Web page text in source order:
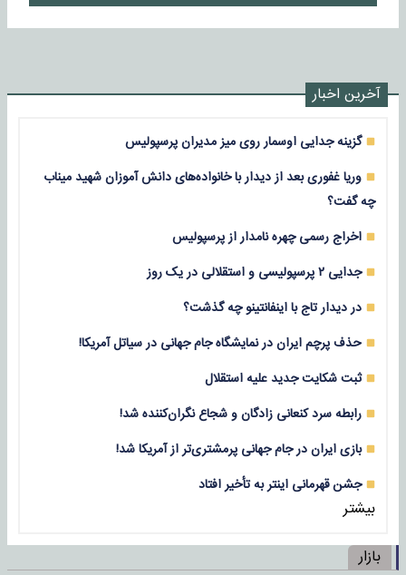
آخرین اخبار
گزینه جدایی اوسمار روی میز مدیران پرسپولیس
وریا غفوری بعد از دیدار با خانواده‌های دانش آموزان شهید میناب
چه گفت؟
اخراج رسمی چهره نامدار از پرسپولیس
جدایی ۲ پرسپولیسی و استقلالی در یک روز
در دیدار تاج با اینفانتینو چه گذشت؟
حذف پرچم ایران در نمایشگاه جام جهانی در سیاتل آمریکا!
ثبت شکایت جدید علیه استقلال
رابطه سرد کنعانی زادگان و شجاع نگران‌کننده شد!
بازی‌ ایران در جام جهانی پرمشتری‌تر از آمریکا شد!
جشن قهرمانی اینتر به تأخیر افتاد
بیشتر
بازار